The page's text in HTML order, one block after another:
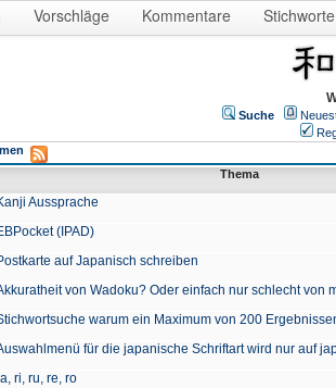
Vorschläge Kommentare Stichworte
Suche
Thema
Aussprache
(IPAD)
auf Japanisch schreiben
von Wadoku? Oder einfach nur schlecht von
warum ein Maximum von 200
für die japanische Schriftart wird nur auf
ri, ru, re, ro